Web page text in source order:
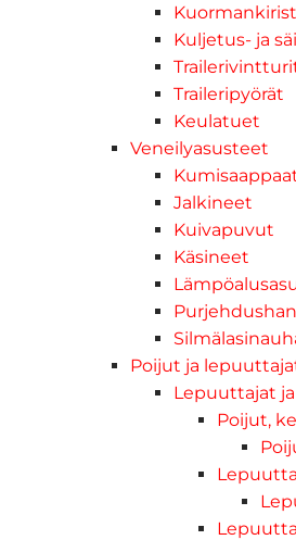
Kuljetus- ja
Traileripyörät
Keulatuet
Veneilyasusteet
Jalkineet
Kuivapuvut
Käsineet
Poijut ja
Lepuuttajat
Poijut,